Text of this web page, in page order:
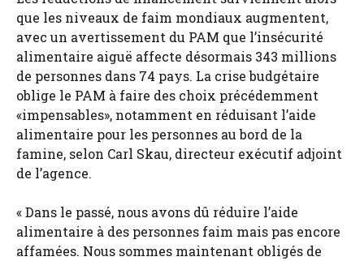
que les niveaux de faim mondiaux augmentent,
avec un avertissement du PAM que l’insécurité
alimentaire aiguë affecte désormais 343 millions
de personnes dans 74 pays. La crise budgétaire
oblige le PAM à faire des choix précédemment
«impensables», notamment en réduisant l’aide
alimentaire pour les personnes au bord de la
famine, selon Carl Skau, directeur exécutif adjoint
de l’agence.
« Dans le passé, nous avons dû réduire l’aide
alimentaire à des personnes faim mais pas encore
affamées. Nous sommes maintenant obligés de